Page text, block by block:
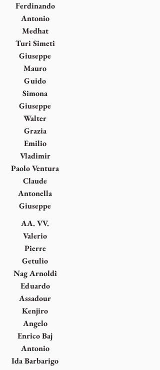
AA. VV.
Valerio
Adami
Pierre
Alechinsky
Getulio
Alviani
Nag Arnoldi
Eduardo
Arroyo
Assadour
Harutyuni
Bezdikyan
Kenjiro
Azuma
Angelo
Bagnasco
Enrico Baj
Antonio
Bandirali
Ida Barbarigo
Ferdinando
Scianna
Antonio
Seguí
Medhat
Shafik
Turi Simeti
Giuseppe
(Pino)
Spagnulo
Mauro
Staccioli
Guido
Strazza
Simona
Uberto
Giuseppe
Uncini
Walter
Valentini
Grazia
Varisco
Emilio
Vedova
Vladimir
Velickovic
Paolo Ventura
Claude
Viallat
Antonella
Zazzera
Giuseppe